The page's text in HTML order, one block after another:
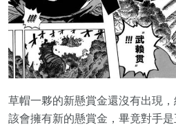
草帽一夥的新懸賞金還沒有出現
該會擁有新的懸賞金，畢竟對手